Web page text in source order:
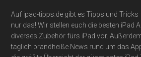
Auf ipad-tipps.de gibt es Tipps und Tricks
nur das! Wir stellen euch die besten iPad
diverses Zubehör fürs iPad vor.
täglich brandheiße News rund um das